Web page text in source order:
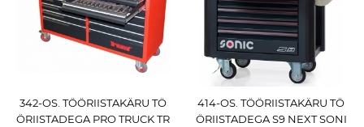
342-OS. TÖÖRIISTAKÄRU TÖ
ÖRIISTADEGA PRO TRUCK TR
414-OS. TÖÖRIISTAKÄRU TÖ
ÖRIISTADEGA S9 NEXT SONI